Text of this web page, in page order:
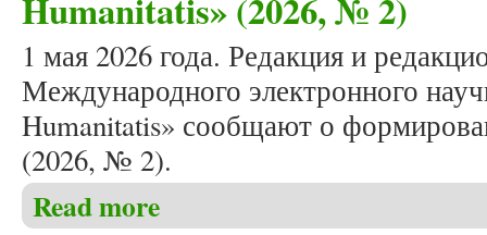
1 мая 2026 года. Редакция и
Международного электронного
Humanitatis» сообщают о
(2026, № 2).
Read more